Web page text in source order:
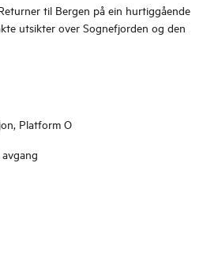
til Bergen på ein hurtiggående
utsikter over Sognefjorden og den
Platform O